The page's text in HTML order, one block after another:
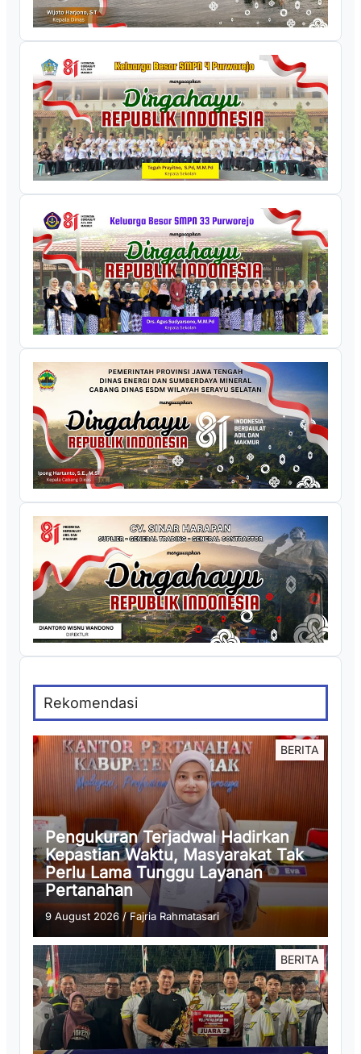
Rekomendasi
BERITA
Pengukuran Terjadwal Hadirkan
Kepastian Waktu, Masyarakat Tak
Perlu Lama Tunggu Layanan
Pertanahan
9 August 2026 /Fajria Rahmatasari
BERITA